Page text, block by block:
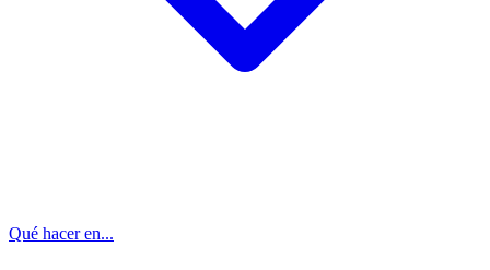
Qué hacer en...